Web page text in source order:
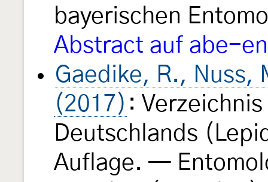
bayerischen
Abstract auf abe-
Gaedike, R., Nuss,
(2017) :
Deutschlands
Auflage. —